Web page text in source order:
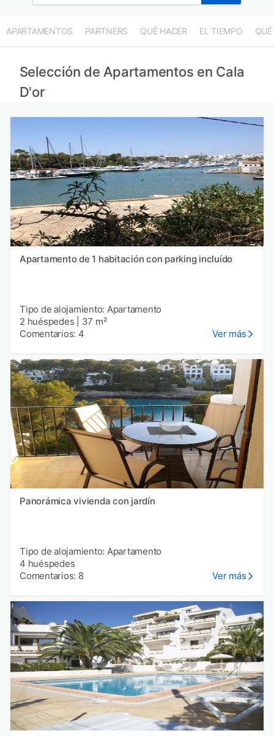
APARTAMENTOS PARTNERS QUÉ HACER EL TIEMPO QUÉ
Selección de Apartamentos en Cala
D'or
Apartamento de 1 habitación con parking incluído
Tipo de alojamiento: Apartamento
2 huéspedes
37 m²
Comentarios: 4
Ver más
Panorámica vivienda con jardín
Tipo de alojamiento: Apartamento
4 huéspedes
Comentarios: 8
Ver más